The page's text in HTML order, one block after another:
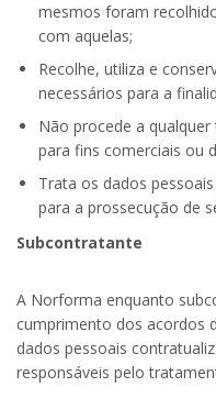
mesmos foram
com aquelas;
Recolhe, utiliza e
necessários para a
Não procede a
para fins comerciais ou
Trata os dados
para a prossecução de
Subcontratante
A Norforma enquanto
cumprimento dos acordos
dados pessoais
responsáveis pelo